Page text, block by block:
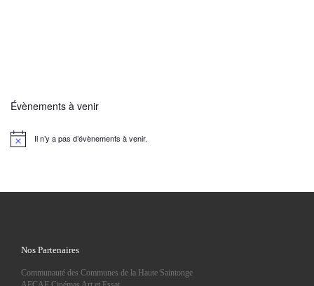
Évènements à venir
e
Il n’y a pas d’évènements à venir.
Nos Partenaires
Communauté des Communes de la Haute Saintonge